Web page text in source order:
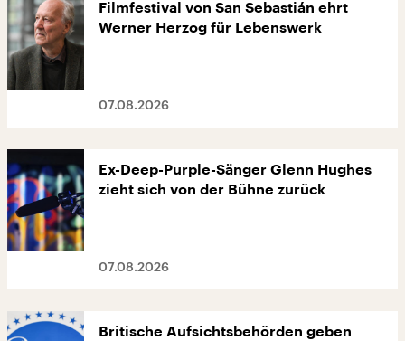
Filmfestival von San Sebastián ehrt
Werner Herzog für Lebenswerk
07.08.2026
Ex-Deep-Purple-Sänger Glenn Hughes
zieht sich von der Bühne zurück
07.08.2026
Britische Aufsichtsbehörden geben